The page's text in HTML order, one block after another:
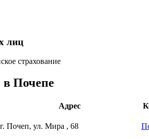
лиц
страхование
в Почепе
Адрес
г. Почеп, ул. Мира , 68